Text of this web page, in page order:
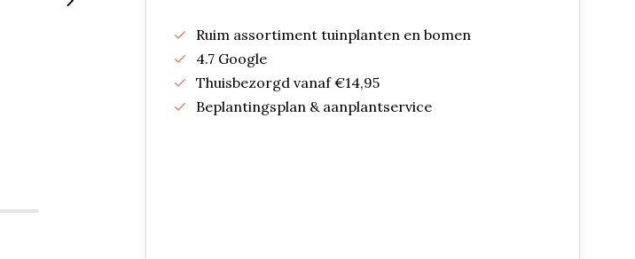
Ruim assortiment tuinplanten en bomen
4.7 Google
Thuisbezorgd vanaf €14,95
Beplantingsplan & aanplantservice